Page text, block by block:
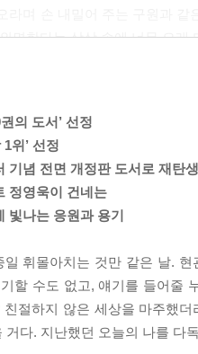
면한다는 상상 속에 너무 오
본능이 있듯, 사람에게는 사랑
계절」 중에서
에게 자신은 모를 사랑을 받
임을 잊지 않고 살아갔으면 한
철 먹구름처럼 흘러갈 것이
랬냐는 듯 맑게 갠 하늘을 맞이
꽉 잡아 주는 말들」 중에서
의 도서’ 선정
위’ 선정
기념 전면 개정판 도서로 재탄생
정영욱이 건네는
빛나는 응원과 용기
일 휘몰아치는 것만 같은 날.
할 수도 없고, 얘기를 들어줄
친절하지 않은 세상을 마주했
거다. 지난했던 오늘의 나를 다